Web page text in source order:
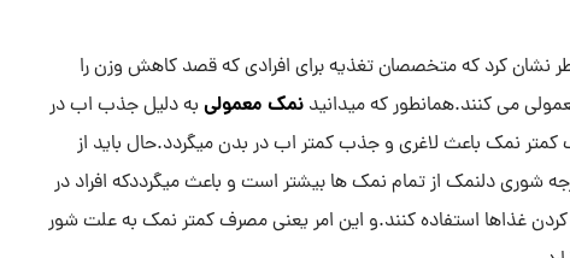
نشان کرد که متخصصان تغذیه برای افرادی که قصد کاهش وزن را
می کنند.همانطور که میدانید نمک معمولی به دلیل جذب اب در
نمک باعث لاغری و جذب کمتر اب در بدن میگردد.حال باید از
شوری دلنمک از تمام نمک ها بیشتر است و باعث میگرددکه افراد در
غذاها استفاده کنند.و این امر یعنی مصرف کمتر نمک به علت شور